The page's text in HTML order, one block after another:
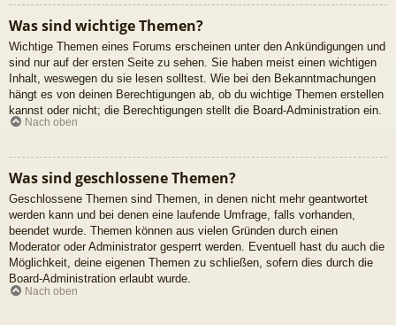
Was sind wichtige Themen?
Wichtige Themen eines Forums erscheinen unter den Ankündigungen und
sind nur auf der ersten Seite zu sehen. Sie haben meist einen wichtigen
Inhalt, weswegen du sie lesen solltest. Wie bei den Bekanntmachungen
hängt es von deinen Berechtigungen ab, ob du wichtige Themen erstellen
kannst oder nicht; die Berechtigungen stellt die Board-Administration ein.
Nach oben
Was sind geschlossene Themen?
Geschlossene Themen sind Themen, in denen nicht mehr geantwortet
werden kann und bei denen eine laufende Umfrage, falls vorhanden,
beendet wurde. Themen können aus vielen Gründen durch einen
Moderator oder Administrator gesperrt werden. Eventuell hast du auch die
Möglichkeit, deine eigenen Themen zu schließen, sofern dies durch die
Board-Administration erlaubt wurde.
Nach oben